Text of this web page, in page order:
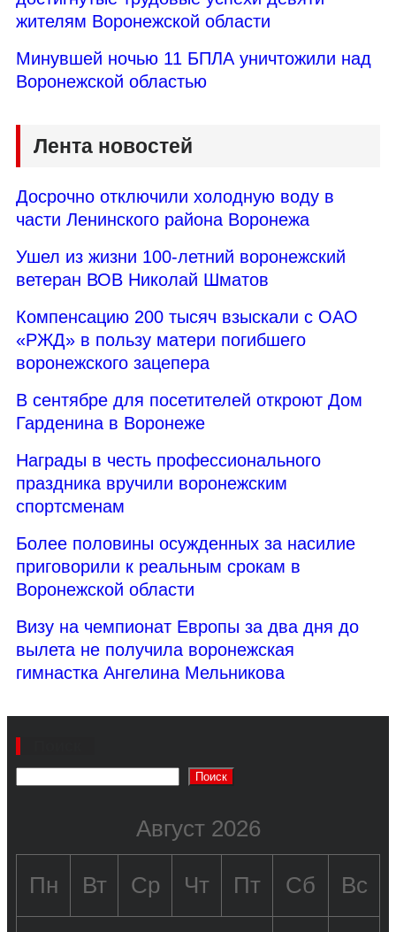
жителям Воронежской области
Минувшей ночью 11 БПЛА уничтожили над
Воронежской областью
Лента новостей
Досрочно отключили холодную воду в
части Ленинского района Воронежа
Ушел из жизни 100-летний воронежский
ветеран ВОВ Николай Шматов
Компенсацию 200 тысяч взыскали с ОАО
«РЖД» в пользу матери погибшего
воронежского зацепера
В сентябре для посетителей откроют Дом
Гарденина в Воронеже
Награды в честь профессионального
праздника вручили воронежским
спортсменам
Более половины осужденных за насилие
приговорили к реальным срокам в
Воронежской области
Визу на чемпионат Европы за два дня до
вылета не получила воронежская
гимнастка Ангелина Мельникова
Поиск
Август 2026
Пн Вт Ср Чт Пт Сб Вс